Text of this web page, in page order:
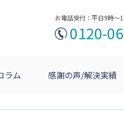
お電話受付：平日9時～
0120-
ラム 感謝の声/解決実績